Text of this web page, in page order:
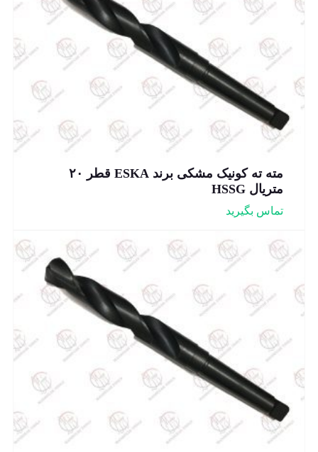
مته ته کونیک مشکی برند ESKA قطر ۲۰
متریال HSSG
تماس بگیرید